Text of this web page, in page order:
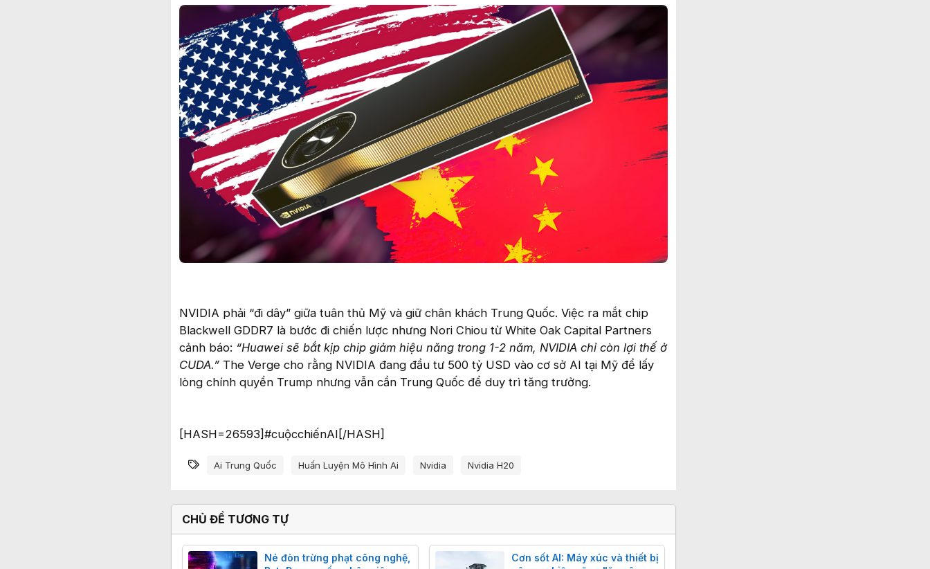
NVIDIA phải “đi dây” giữa tuân thủ Mỹ và giữ chân khách Trung Quốc. Việc ra mắt chip
Blackwell GDDR7 là bước đi chiến lược nhưng Nori Chiou từ White Oak Capital Partners
cảnh báo: “Huawei sẽ bắt kịp chip giảm hiệu năng trong 1-2 năm, NVIDIA chỉ còn lợi thế ở
CUDA.” The Verge cho rằng NVIDIA đang đầu tư 500 tỷ USD vào cơ sở AI tại Mỹ để lấy
lòng chính quyền Trump nhưng vẫn cần Trung Quốc để duy trì tăng trưởng.
[HASH=26593]#cuộcchiếnAI[/HASH]
Từ khóa
Ai Trung Quốc Huấn Luyện Mô Hình Ai Nvidia Nvidia H20
CHỦ ĐỀ TƯƠNG TỰ
Né đòn trừng phạt công nghệ,
Cơn sốt AI: Máy xúc và thiết bị